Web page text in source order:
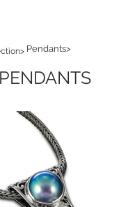
Pendants>